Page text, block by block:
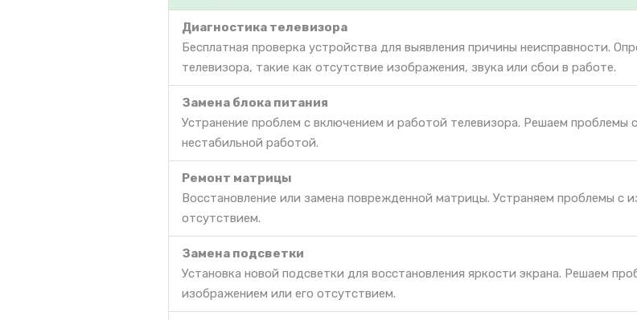
Диагностика телевизора
Бесплатная проверка устройства для выявления причины неисправности.
телевизора, такие как отсутствие изображения, звука или сбои в работе.
Замена блока питания
Устранение проблем с включением и работой телевизора. Решаем проблемы
нестабильной работой.
Ремонт матрицы
Восстановление или замена поврежденной матрицы. Устраняем проблемы с
отсутствием.
Замена подсветки
Установка новой подсветки для восстановления яркости экрана. Решаем
изображением или его отсутствием.